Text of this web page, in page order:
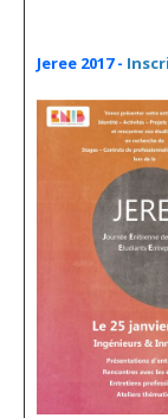
Jeree 2017 -